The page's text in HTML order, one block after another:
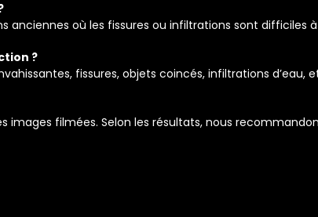
anciennes où les fissures ou infiltrations sont difficiles
?
fissures, objets coincés, infiltrations d’eau,
filmées. Selon les résultats, nous